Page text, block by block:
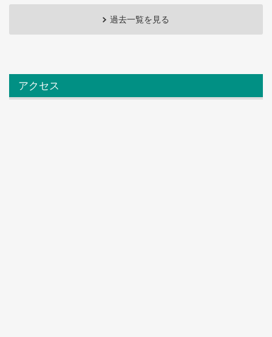
過去一覧を見る
アクセス